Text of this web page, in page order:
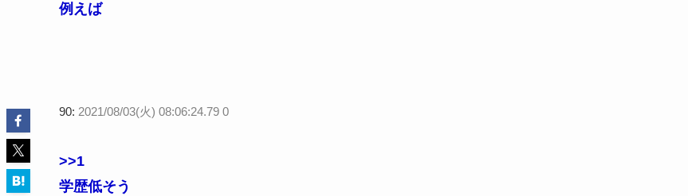
例えば
90: 2021/08/03(火) 08:06:24.79 0
>>1
学歴低そう